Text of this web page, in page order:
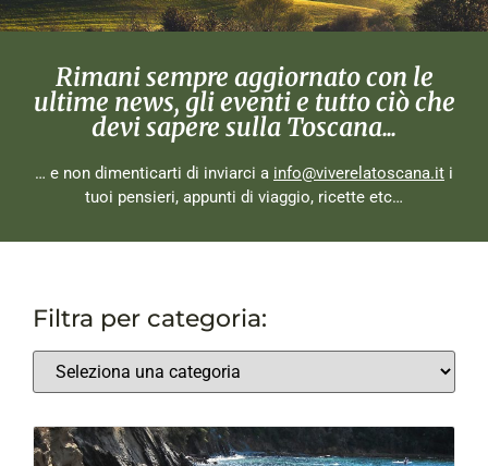
Rimani sempre aggiornato con le
ultime news, gli eventi e tutto ciò che
devi sapere sulla Toscana...
… e non dimenticarti di inviarci a info@viverelatoscana.it i
tuoi pensieri, appunti di viaggio, ricette etc…
Filtra per categoria: